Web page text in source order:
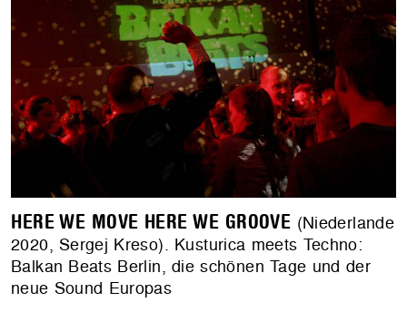
HERE WE MOVE HERE WE GROOVE (Niederlande
2020, Sergej Kreso). Kusturica meets Techno:
Balkan Beats Berlin, die schönen Tage und der
neue Sound Europas